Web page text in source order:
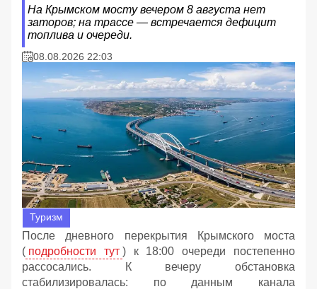
На Крымском мосту вечером 8 августа нет
заторов; на трассе — встречается дефицит
топлива и очереди.
08.08.2026 22:03
Туризм
После дневного перекрытия Крымского моста
( подробности тут ) к 18:00 очереди постепенно
рассосались. К вечеру обстановка
стабилизировалась: по данным канала